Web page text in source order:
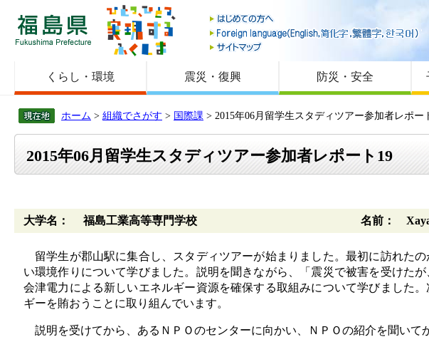
福島県
くらし・環境 震災・復興 防災・安全
ホーム > 組織でさがす > 国際課 > 2015年06月留学生スタディツアー参加者レポー
2015年06月留学生スタディツアー参加者レポート19
大学名： 福島工業高等専門学校 名前：
留学生が郡山駅に集合し、スタディツアーが始まりました。最初に訪れた
い環境作りについて学びました。説明を聞きながら、「震災で被害を受けた
会津電力による新しいエネルギー資源を確保する取組みについて学びました
ギーを賄おうことに取り組んでいます。
説明を受けてから、あるＮＰＯのセンターに向かい、ＮＰＯの紹介を聞いて